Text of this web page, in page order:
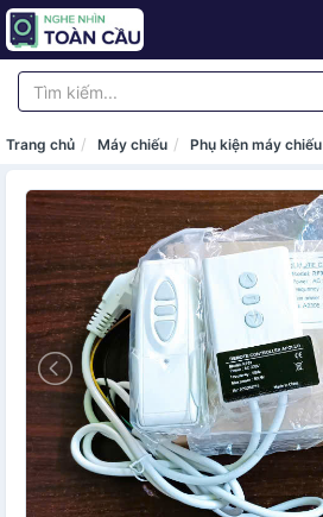
Trang chủ Máy chiếu Phụ kiện máy chiếu